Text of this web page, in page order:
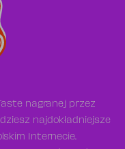
nagranej przez
najdokładniejsze
Internecie.